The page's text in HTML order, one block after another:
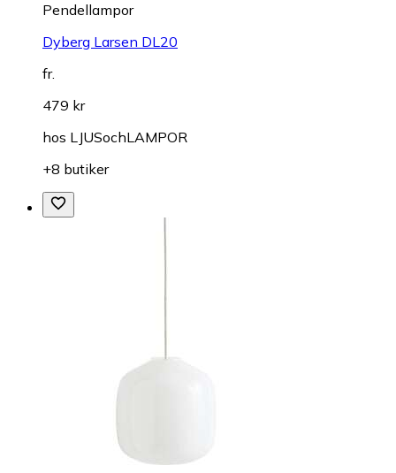
Pendellampor
Dyberg Larsen DL20
fr.
479 kr
hos LJUSochLAMPOR
+8 butiker